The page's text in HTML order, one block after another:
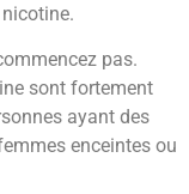
et olfactif
la ville
Rêve Bleu
vous
jardins
pas.
sont fortement
ayant des
enceintes ou